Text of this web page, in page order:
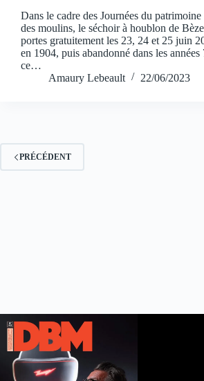
Dans le cadre des Journées du patrimoine
des moulins, le séchoir à houblon de
portes gratuitement les 23, 24 et 25 juin
en 1904, puis abandonné dans les années
ce…
Amaury Lebeault
22/06/2023
PRÉCÉDENT